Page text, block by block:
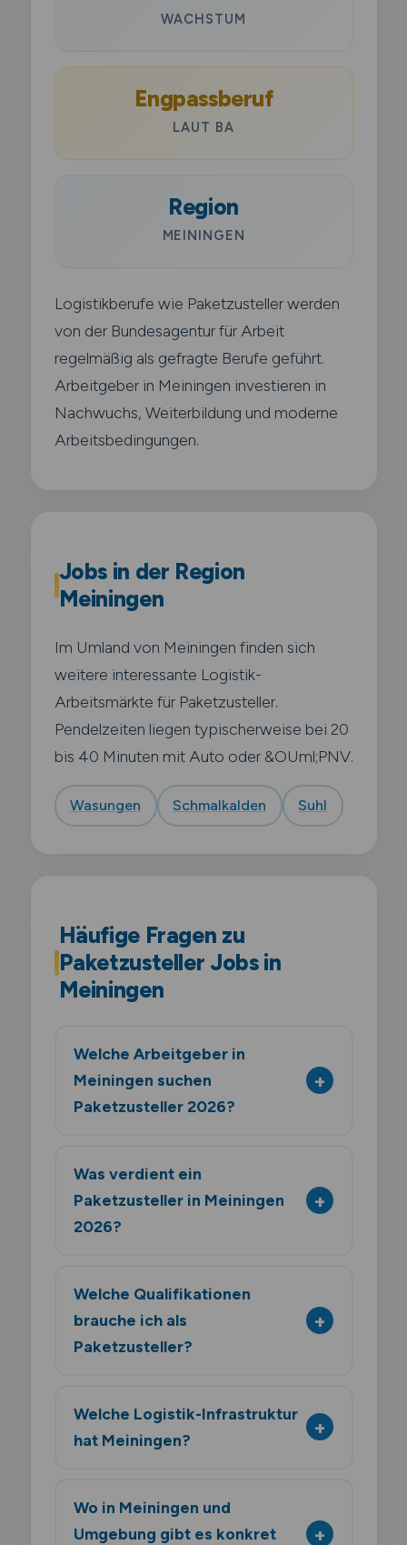
WACHSTUM
Engpassberuf
LAUT BA
Region
MEININGEN
Logistikberufe wie Paketzusteller werden
von der Bundesagentur für Arbeit
regelmäßig als gefragte Berufe geführt.
Arbeitgeber in Meiningen investieren in
Nachwuchs, Weiterbildung und moderne
Arbeitsbedingungen.
Jobs in der Region
Meiningen
Im Umland von Meiningen finden sich
weitere interessante Logistik-
Arbeitsmärkte für Paketzusteller.
Pendelzeiten liegen typischerweise bei 20
bis 40 Minuten mit Auto oder &OUml;PNV.
Wasungen Schmalkalden Suhl
Häufige Fragen zu
Paketzusteller Jobs in
Meiningen
Welche Arbeitgeber in
Meiningen suchen
Paketzusteller 2026?
Was verdient ein
Paketzusteller in Meiningen
2026?
Welche Qualifikationen
brauche ich als
Paketzusteller?
Welche Logistik-Infrastruktur
hat Meiningen?
Wo in Meiningen und
Umgebung gibt es konkret